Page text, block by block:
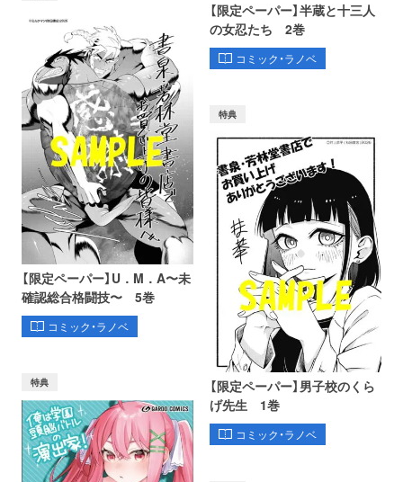
【限定ペーパー】半蔵と十三人
の女忍たち 2巻
コミック・ラノベ
【限定ペーパー】U．M．A〜未
確認総合格闘技〜 5巻
コミック・ラノベ
特典
【限定ペーパー】男子校のくら
げ先生 1巻
コミック・ラノベ
特典